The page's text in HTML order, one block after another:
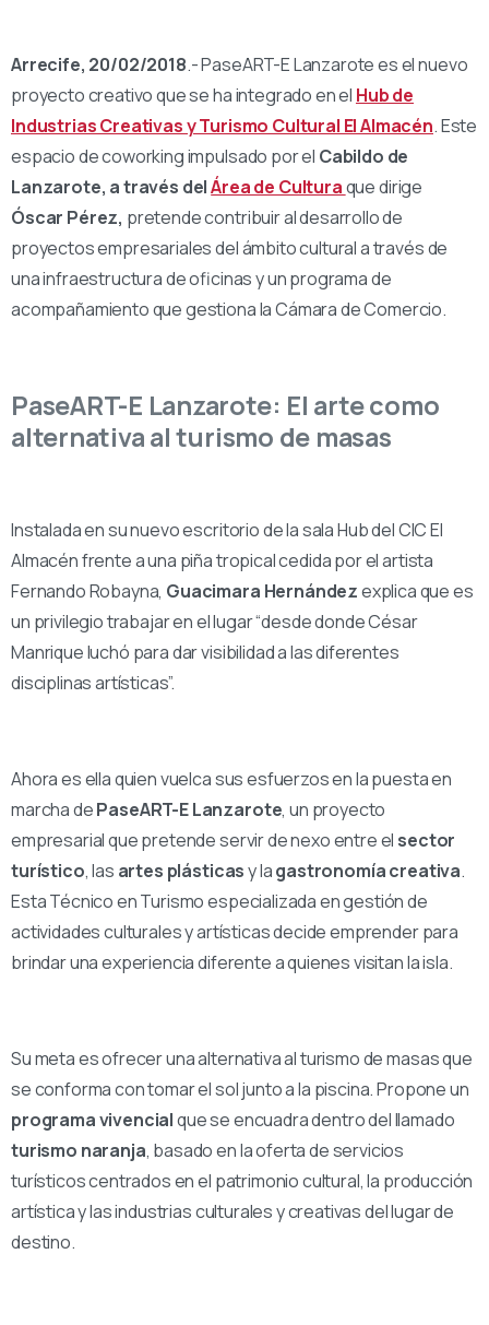
Arrecife, 20/02/2018.- PaseART-E Lanzarote es el nuevo
proyecto creativo que se ha integrado en el Hub de
Industrias Creativas y Turismo Cultural El Almacén. Este
espacio de coworking impulsado por el Cabildo de
Lanzarote, a través delÁrea de Culturaque dirige
Óscar Pérez, pretende contribuir al desarrollo de
proyectos empresariales del ámbito cultural a través de
una infraestructura de oficinas y un programa de
acompañamiento que gestiona la Cámara de Comercio.
PaseART-E Lanzarote: El arte como
alternativa al turismo de masas
Instalada en su nuevo escritorio de la sala Hub del CIC El
Almacén frente a una piña tropical cedida por el artista
Fernando Robayna, Guacimara Hernándezexplica que es
un privilegio trabajar en el lugar “desde donde César
Manrique luchó para dar visibilidad a las diferentes
disciplinas artísticas”.
Ahora es ella quien vuelca sus esfuerzos en la puesta en
marcha dePaseART-E Lanzarote, un proyecto
empresarial que pretende servir de nexo entre el sector
turístico, las artes plásticasy lagastronomía creativa.
Esta Técnico en Turismo especializada en gestión de
actividades culturales y artísticas decide emprender para
brindar una experiencia diferente a quienes visitan la isla.
Su meta es ofrecer una alternativa al turismo de masas que
se conforma con tomar el sol junto a la piscina. Propone un
programa vivencialque se encuadra dentro del llamado
turismo naranja, basado en la oferta de servicios
turísticos centrados en el patrimonio cultural, la producción
artística y las industrias culturales y creativas del lugar de
destino.